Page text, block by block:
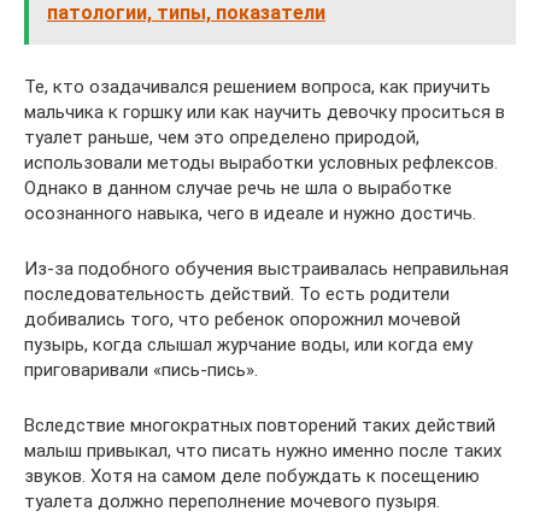
патологии, типы, показатели
Те, кто озадачивался решением вопроса, как приучить
мальчика к горшку или как научить девочку проситься в
туалет раньше, чем это определено природой,
использовали методы выработки условных рефлексов.
Однако в данном случае речь не шла о выработке
осознанного навыка, чего в идеале и нужно достичь.
Из-за подобного обучения выстраивалась неправильная
последовательность действий. То есть родители
добивались того, что ребенок опорожнил мочевой
пузырь, когда слышал журчание воды, или когда ему
приговаривали «пись-пись».
Вследствие многократных повторений таких действий
малыш привыкал, что писать нужно именно после таких
звуков. Хотя на самом деле побуждать к посещению
туалета должно переполнение мочевого пузыря.